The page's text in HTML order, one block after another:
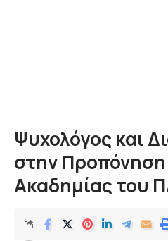
Ψυχολόγος και
στην
Ακαδημίας του